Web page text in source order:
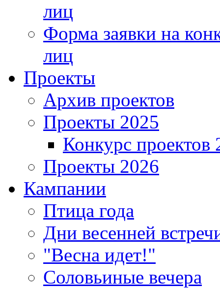
лиц
Форма заявки на
лиц
Проекты
Архив проектов
Проекты 2025
Конкурс проектов
Проекты 2026
Кампании
Птица года
Дни весенней
"Весна идет!"
Соловьиные вечера